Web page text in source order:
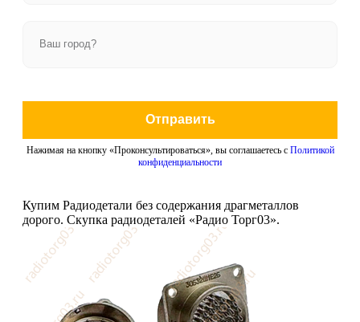
Отправить
Нажимая на кнопку «Проконсультироваться», вы соглашаетесь с Политикой
конфиденциальности
Купим Радиодетали без содержания драгметаллов
дорого. Скупка радиодеталей «Радио Торг03».